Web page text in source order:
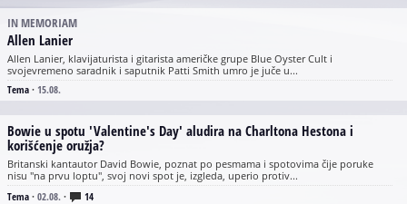
IN MEMORIAM
Allen Lanier
Allen Lanier, klavijaturista i gitarista američke grupe Blue Oyster Cult i
svojevremeno saradnik i saputnik Patti Smith umro je juče u...
Tema · 15.08.
Bowie u spotu 'Valentine's Day' aludira na Charltona Hestona i
korišćenje oružja?
Britanski kantautor David Bowie, poznat po pesmama i spotovima čije poruke
nisu "na prvu loptu", svoj novi spot je, izgleda, uperio protiv...
Tema · 02.08. · 14